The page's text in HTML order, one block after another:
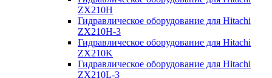
ZX210H
Гидравлическое оборудование для Hitachi
ZX210H-3
Гидравлическое оборудование для Hitachi
ZX210K
Гидравлическое оборудование для Hitachi
ZX210L-3